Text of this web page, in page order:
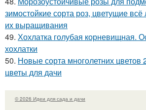
зимостойкие сорта роз, цветущие всё
их выращивания
49. Хохлатка голубая корневищная.
хохлатки
50. Новые сорта многолетних цветов
цветы для дачи
© 2026 Идеи для сада и дачи